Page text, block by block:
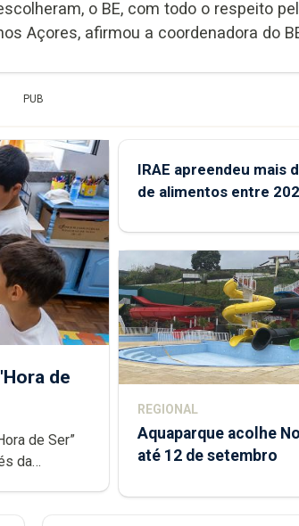
o BE, com todo o respeito
Açores, afirmou a coordenadora do
PUB
de
de Ser”
da
IRAE apreendeu mais
de alimentos entre
REGIONAL
Aquaparque acolhe
até 12 de setembro